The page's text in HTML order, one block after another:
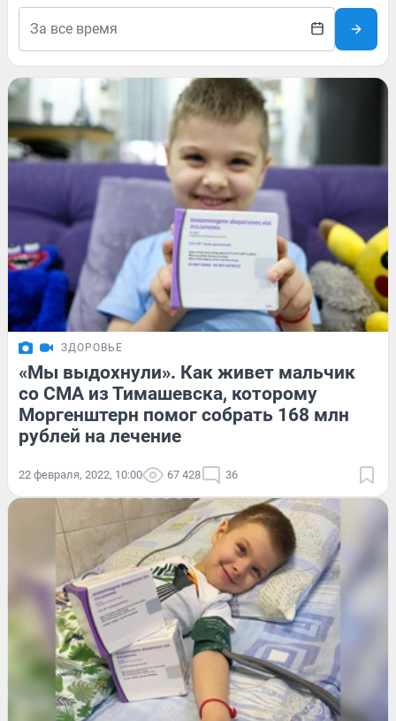
ЗДОРОВЬЕ
«Мы выдохнули». Как живет мальчик
со СМА из Тимашевска, которому
Моргенштерн помог собрать 168 млн
рублей на лечение
22 февраля, 2022, 10:00 67 428 36